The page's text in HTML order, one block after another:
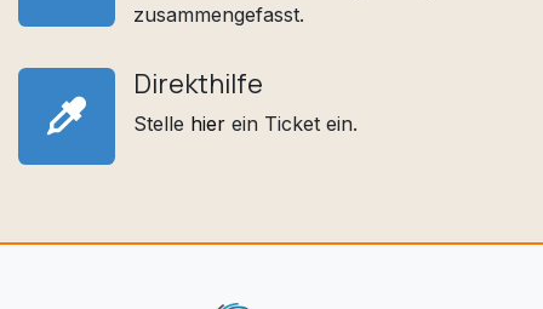
zusammengefasst.
Direkthilfe
Stelle hier ein Ticket ein.